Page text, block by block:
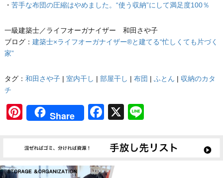
・ 苦手な布団の圧縮はやめました。“使う収納”にして満足度100％
一級建築士／ライフオーガナイザー 和田さや子
ブログ： 建築士×ライフオーガナイザー®と建てる“忙しくても片づく
家”
タグ： 和田さや子| 室内干し | 部屋干し | 布団 | ふとん | 収納のカタ
チ
Pinterest
Share Facebook
X